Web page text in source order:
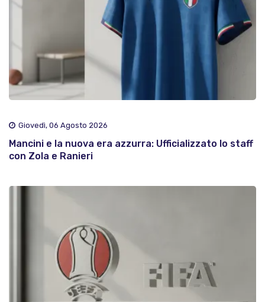
Giovedì, 06 Agosto 2026
Mancini e la nuova era azzurra: Ufficializzato lo staff
con Zola e Ranieri